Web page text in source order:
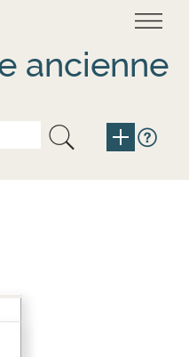
ancienne